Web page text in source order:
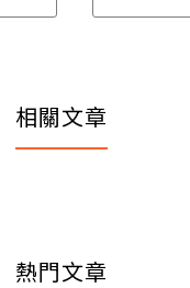
相關文章
熱門文章